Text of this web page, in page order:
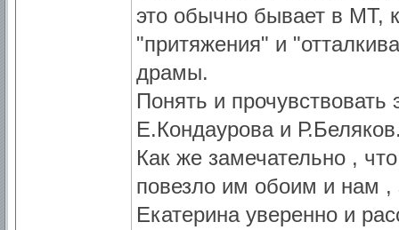
это обычно бывает в МТ,
"притяжения" и
драмы.
Понять и
Е.Кондаурова и
Как же замечательно ,
повезло им обоим и нам ,
Екатерина уверенно и